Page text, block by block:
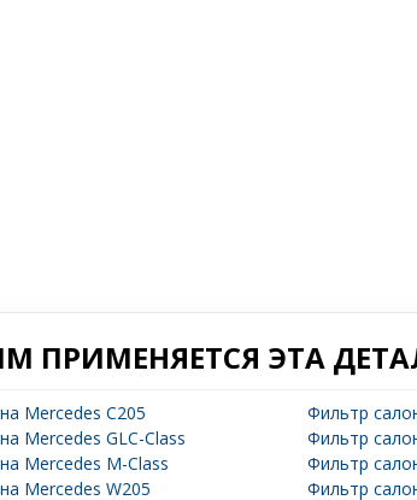
ПРИМЕНЯЕТСЯ ЭТА
Mercedes C205
Фильтр
Mercedes GLC-Class
Фильтр
Mercedes M-Class
Фильтр
Mercedes W205 Фильтр